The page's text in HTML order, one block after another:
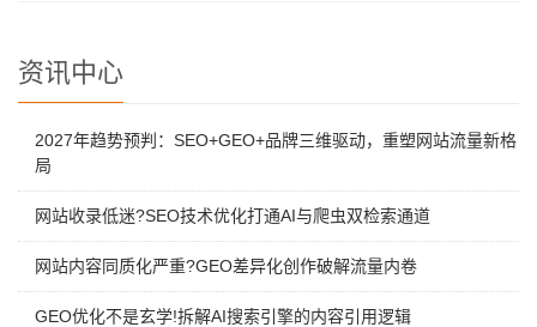
资讯中心
2027年趋势预判：SEO+GEO+品牌三维驱动，重塑网站流量新格
局
网站收录低迷?SEO技术优化打通AI与爬虫双检索通道
网站内容同质化严重?GEO差异化创作破解流量内卷
GEO优化不是玄学!拆解AI搜索引擎的内容引用逻辑